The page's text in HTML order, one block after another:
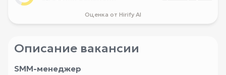
Оценка от Hirify AI
Описание вакансии
SMM-менеджер